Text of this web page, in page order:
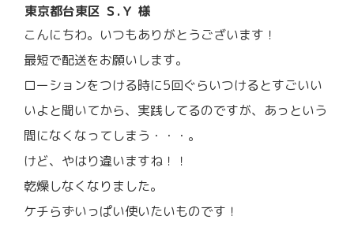
東京都台東区 Ｓ.Ｙ 様
こんにちわ。いつもありがとうございます！
最短で配送をお願いします。
ローションをつける時に5回ぐらいつけるとすごいい
いよと聞いてから、実践してるのですが、あっという
間になくなってしまう・・・。
けど、やはり違いますね！！
乾燥しなくなりました。
ケチらずいっぱい使いたいものです！